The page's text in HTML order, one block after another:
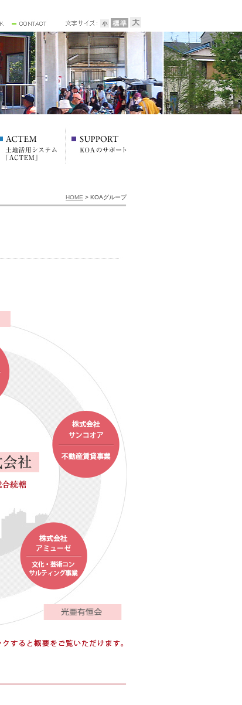
HOME > KOAグループ